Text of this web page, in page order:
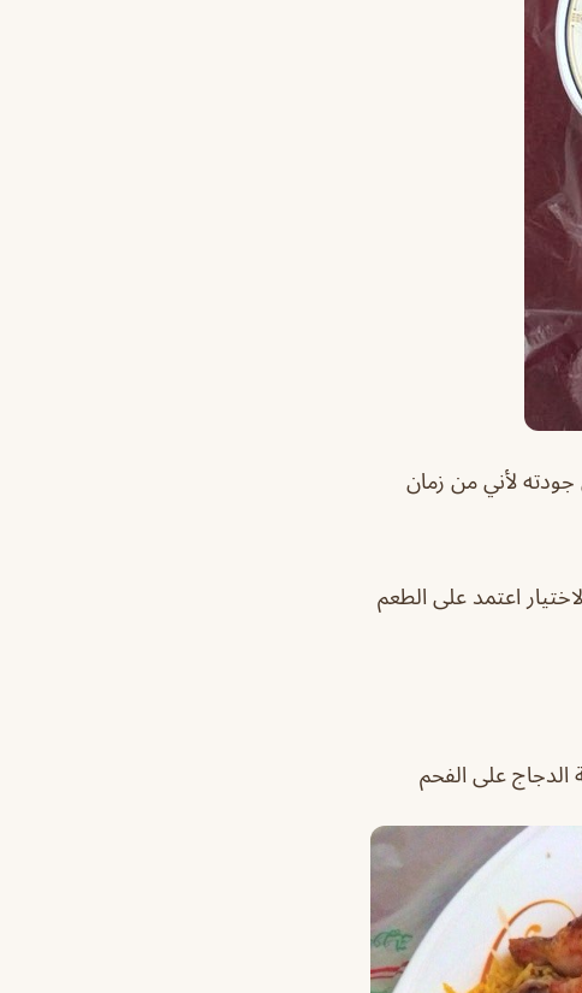
لأني من زمان
اعتمد على الطعم
على الفحم